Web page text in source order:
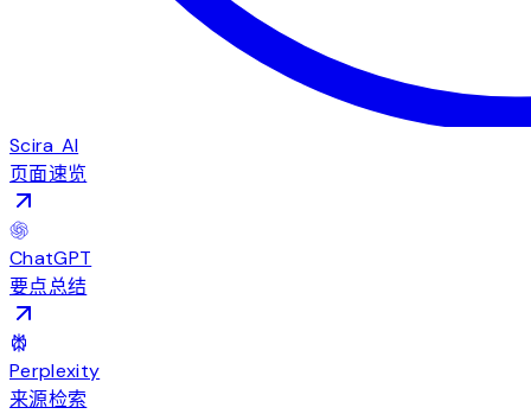
Scira AI
页面速览
ChatGPT
要点总结
Perplexity
来源检索